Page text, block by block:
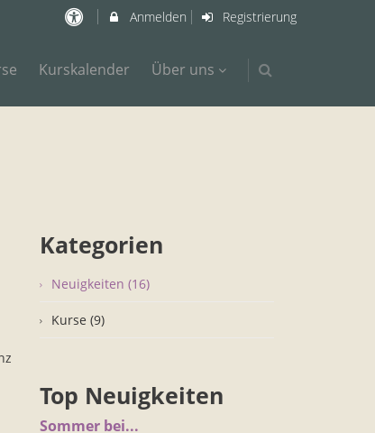
Anmelden Registrierung
Kurskalender Über uns
Kategorien
Neuigkeiten (16)
Kurse (9)
Top Neuigkeiten
Sommer bei...